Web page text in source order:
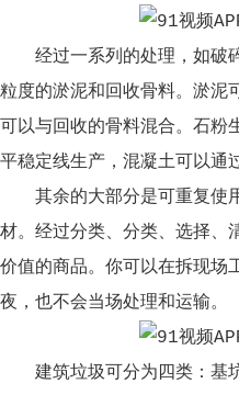
经过一系列的处理，如破
粒度的淤泥和回收骨料。淤泥
可以与回收的骨料混合。石粉
平稳定线生产，混凝土可以通
其余的大部分是可重复使
材。经过分类、分类、选择、
价值的商品。你可以在拆现场
夜，也不会当场处理和运输。
建筑垃圾可分为四类：基